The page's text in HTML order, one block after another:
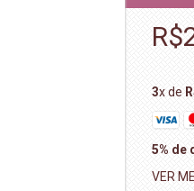
3x de
5% de
VER